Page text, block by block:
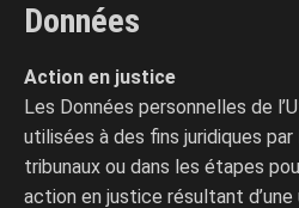
Données
Action en justice
Les Données personnelles de
utilisées à des fins juridiques
tribunaux ou dans les étapes
action en justice résultant